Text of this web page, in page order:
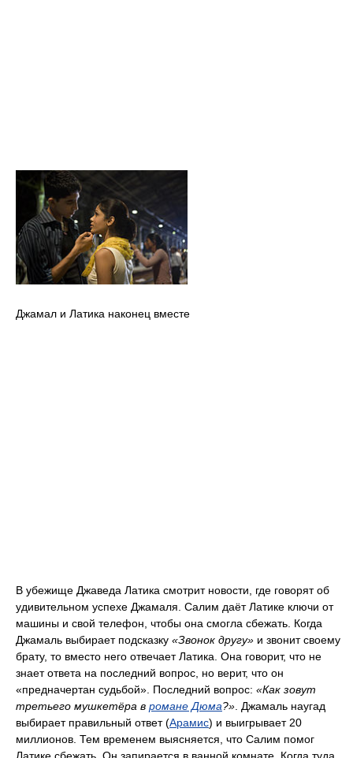
Джамал и Латика наконец вместе
В убежище Джаведа Латика смотрит новости, где говорят об
удивительном успехе Джамаля. Салим даёт Латике ключи от
машины и свой телефон, чтобы она смогла сбежать. Когда
Джамаль выбирает подсказку «Звонок другу» и звонит своему
брату, то вместо него отвечает Латика. Она говорит, что не
знает ответа на последний вопрос, но верит, что он
«предначертан судьбой». Последний вопрос: «Как зовут
третьего мушкетёра в романе Дюма?». Джамаль наугад
выбирает правильный ответ (Арамис) и выигрывает 20
миллионов. Тем временем выясняется, что Салим помог